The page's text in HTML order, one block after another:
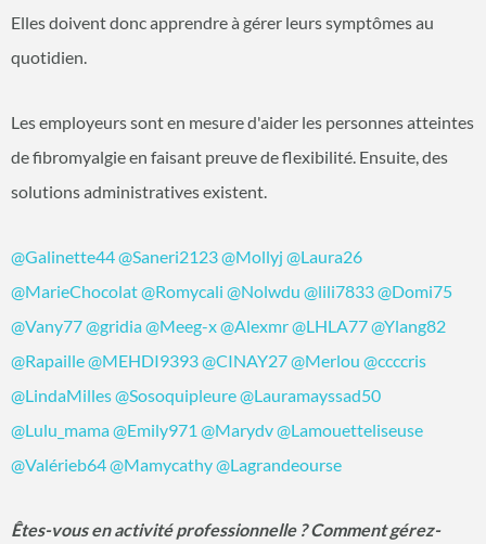
Elles doivent donc apprendre à gérer leurs symptômes au
quotidien.
Les employeurs sont en mesure d'aider les personnes atteintes
de fibromyalgie en faisant preuve de flexibilité. Ensuite, des
solutions administratives existent.
@Galinette44@Saneri2123@Mollyj @Laura26
@MarieChocolat@Romycali @Nolwdu @lili7833@Domi75
@Vany77@gridia@Meeg-x@Alexmr@LHLA77@Ylang82
@Rapaille@MEHDI9393@CINAY27@Merlou @ccccris
@LindaMilles@Sosoquipleure@Lauramayssad50
@Lulu_mama@Emily971 @Marydv@Lamouetteliseuse
@Valérieb64@Mamycathy@Lagrandeourse
Êtes-vous en activité professionnelle ? Comment gérez-